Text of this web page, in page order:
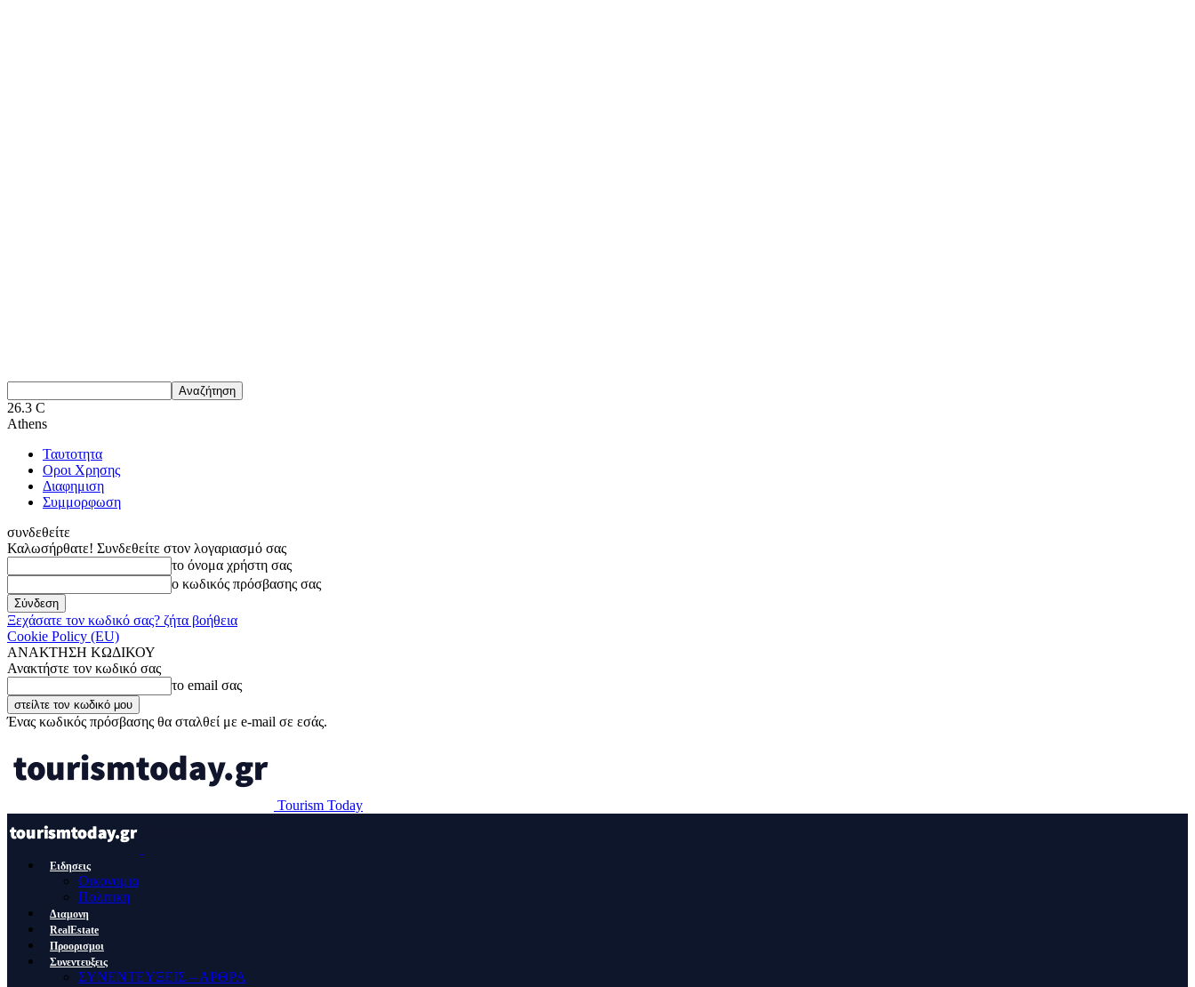
26.3 C
Athens
Ταυτοτητα
Οροι Χρησης
Διαφημιση
Συμμορφωση
συνδεθείτε
Καλωσήρθατε! Συνδεθείτε στον λογαριασμό σας
το όνομα χρήστη σας
ο κωδικός πρόσβασης σας
Ξεχάσατε τον κωδικό σας? ζήτα βοήθεια
Cookie Policy (EU)
ΑΝΑΚΤΗΣΗ ΚΩΔΙΚΟΥ
Ανακτήστε τον κωδικό σας
το email σας
Ένας κωδικός πρόσβασης θα σταλθεί με e-mail σε εσάς.
Tourism Today
Ειδησεις
Οικονομια
Πολιτικη
Διαμονη
RealEstate
Προορισμοι
Συνεντευξεις
ΣΥΝΕΝΤΕΥΞΕΙΣ – ΑΡΘΡΑ